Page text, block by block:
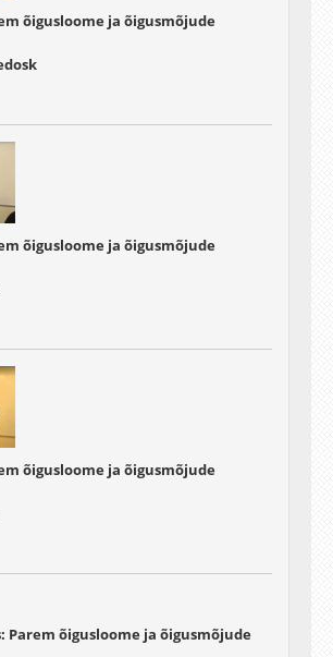
õigusloome ja õigusmõjude
õigusloome ja õigusmõjude
õigusloome ja õigusmõjude
Parem õigusloome ja õigusmõjude